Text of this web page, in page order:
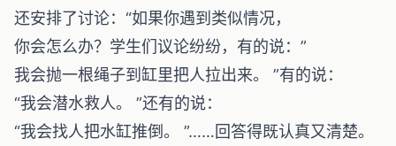
还安排了讨论：“如果你遇到类似情况，
你会怎么办？学生们议论纷纷，有的说：”
我会抛一根绳子到缸里把人拉出来。 ”有的说：
“我会潜水救人。 ”还有的说：
“我会找人把水缸推倒。 ”……回答得既认真又清楚。